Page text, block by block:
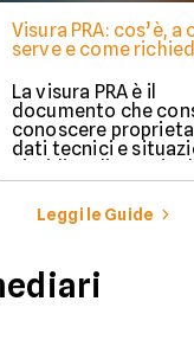
Visura PRA: cos’è, a
serve e come
La visura PRA è il
documento che
conoscere
dati tecnici e
giuridica di un
iscritto al Pubblico
Automobilistico.
Leggi le Guide